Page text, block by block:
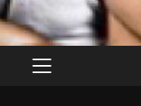
PRIMARY